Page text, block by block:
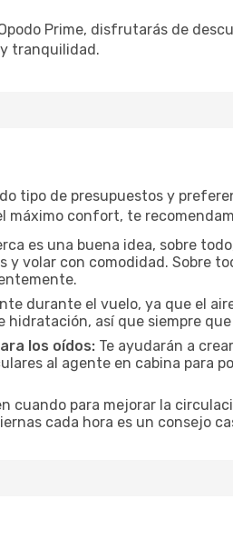
Prime, disfrutarás de
tranquilidad.
tipo de presupuestos y
máximo confort, te
es una buena idea, sobre
y volar con comodidad. Sobre
durante el vuelo, ya que el
así que siempre
los oídos: Te ayudarán a
al agente en cabina para
cuando para mejorar la
cada hora es un consejo